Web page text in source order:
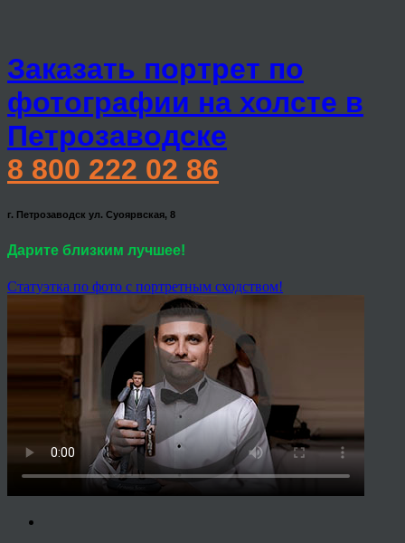
Заказать портрет по
фотографии на холсте в
Петрозаводске
8 800 222 02 86
г. Петрозаводск ул. Суоярвская, 8
Дарите близким лучшее!
Статуэтка по фото с портретным сходством!